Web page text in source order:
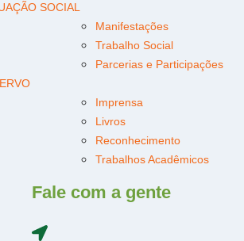
SOCIAL
Manifestações
Trabalho Social
Parcerias e Participações
Imprensa
Livros
Reconhecimento
Trabalhos Acadêmicos
Fale com a gente